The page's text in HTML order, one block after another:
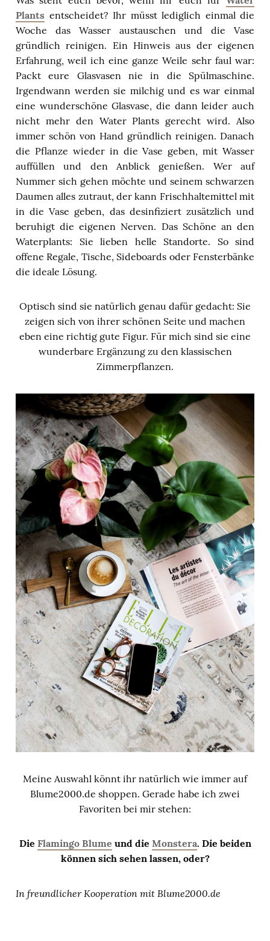
Plants entscheidet? Ihr müsst lediglich einmal die
Woche das Wasser austauschen und die Vase
gründlich reinigen. Ein Hinweis aus der eigenen
Erfahrung, weil ich eine ganze Weile sehr faul war:
Packt eure Glasvasen nie in die Spülmaschine.
Irgendwann werden sie milchig und es war einmal
eine wunderschöne Glasvase, die dann leider auch
nicht mehr den Water Plants gerecht wird. Also
immer schön von Hand gründlich reinigen. Danach
die Pflanze wieder in die Vase geben, mit Wasser
auffüllen und den Anblick genießen. Wer auf
Nummer sich gehen möchte und seinem schwarzen
Daumen alles zutraut, der kann Frischhaltemittel mit
in die Vase geben, das desinfiziert zusätzlich und
beruhigt die eigenen Nerven. Das Schöne an den
Waterplants: Sie lieben helle Standorte. So sind
offene Regale, Tische, Sideboards oder Fensterbänke
die ideale Lösung.
Optisch sind sie natürlich genau dafür gedacht: Sie
zeigen sich von ihrer schönen Seite und machen
eben eine richtig gute Figur. Für mich sind sie eine
wunderbare Ergänzung zu den klassischen
Zimmerpflanzen.
Meine Auswahl könnt ihr natürlich wie immer auf
Blume2000.de shoppen. Gerade habe ich zwei
Favoriten bei mir stehen:
Die Flamingo Blume und die Monstera. Die beiden
können sich sehen lassen, oder?
In freundlicher Kooperation mit Blume2000.de